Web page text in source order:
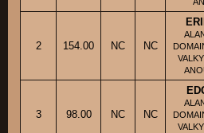
2 154.00 NC NC
3 98.00 NC NC